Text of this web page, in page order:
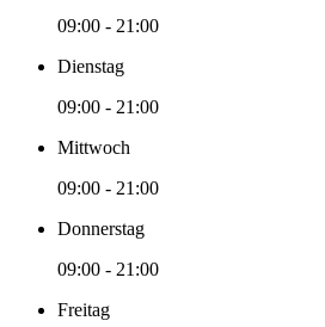
09:00 - 21:00
Dienstag
09:00 - 21:00
Mittwoch
09:00 - 21:00
Donnerstag
09:00 - 21:00
Freitag